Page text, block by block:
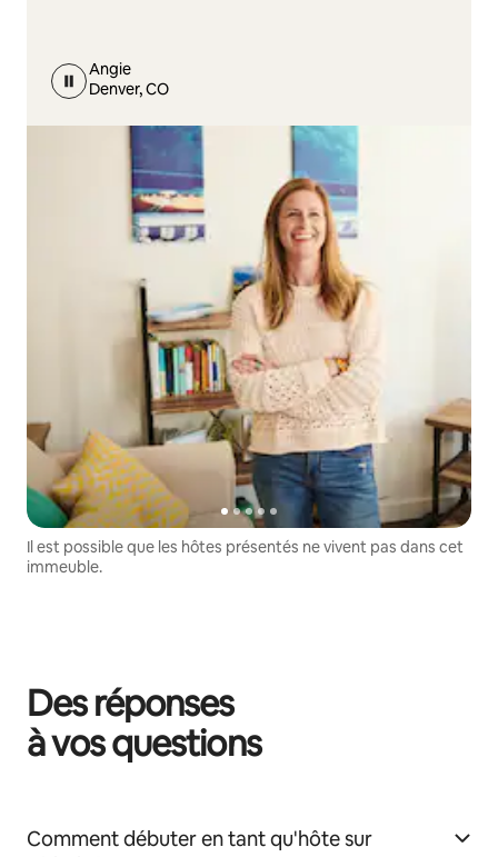
Angie
Denver, CO
Il est possible que les hôtes présentés ne vivent pas dans cet
immeuble.
Des réponses
à vos questions
Comment débuter en tant qu'hôte sur